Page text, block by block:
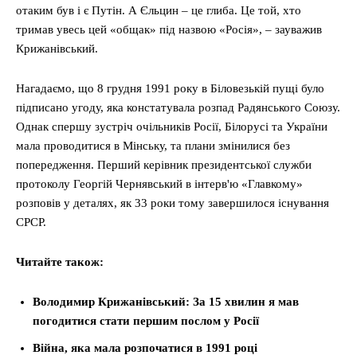
отаким був і є Путін. А Єльцин – це глиба. Це той, хто
тримав увесь цей «общак» під назвою «Росія», – зауважив
Крижанівський.
Нагадаємо, що 8 грудня 1991 року в Біловезькій пущі було
підписано угоду, яка констатувала розпад Радянського Союзу.
Однак спершу зустріч очільників Росії, Білорусі та України
мала проводитися в Мінську, та плани змінилися без
попередження. Перший керівник президентської служби
протоколу Георгій Чернявський в інтерв'ю «Главкому»
розповів у деталях, як 33 роки тому завершилося існування
СРСР.
Читайте також:
Володимир Крижанівський: За 15 хвилин я мав
погодитися стати першим послом у Росії
Війна, яка мала розпочатися в 1991 році